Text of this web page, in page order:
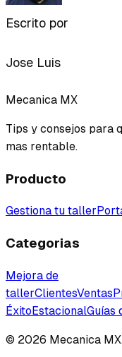
Escrito por
Jose Luis
Mecanica MX
Tips y consejos para
mas rentable.
Producto
Gestiona tu taller
Categorias
Mejora de
tallerClientesVentas
ÉxitoEstacionalGuías
© 2026 Mecanica